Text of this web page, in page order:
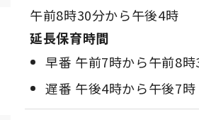
午前8時30分から午後4時
延長保育時間
早番 午前7時から午前8
遅番 午後4時から午後7時